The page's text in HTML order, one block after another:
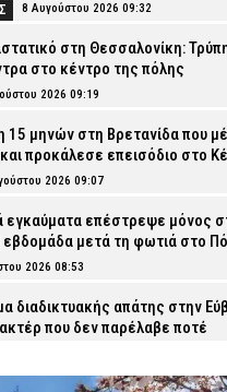
8 Αυγούστου 2026 09:32
στη Θεσσαλονίκη:
στο κέντρο της πόλης
2026 09:19
15 μηνών στη Βρετανίδα που
προκάλεσε επεισόδιο στο
2026 09:07
επέστρεψε μόνος
εβδομάδα μετά τη φωτιά στο
2026 08:53
διαδικτυακής απάτης στην
που δεν παρέλαβε ποτέ